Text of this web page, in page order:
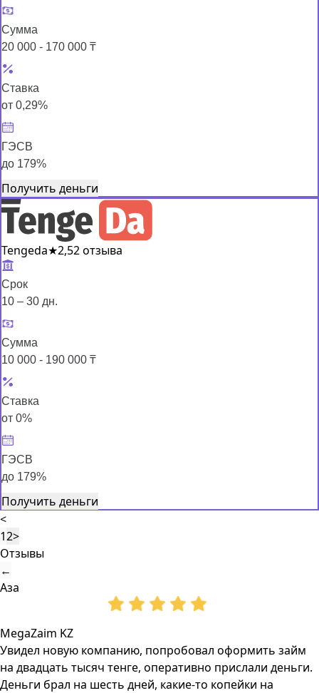
Сумма
20 000 - 170 000 ₸
Ставка
от 0,29%
ГЭСВ
до 179%
Получить деньги
Tengeda★2,52 отзыва
Срок
10 – 30 дн.
Сумма
10 000 - 190 000 ₸
Ставка
от 0%
ГЭСВ
до 179%
Получить деньги
<
12>
Отзывы
←
Аза
MegaZaim KZ
Увидел новую компанию, попробовал оформить займ
на двадцать тысяч тенге, оперативно прислали деньги.
Деньги брал на шесть дней, какие-то копейки на